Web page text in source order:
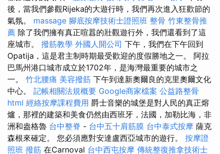
後，當我們參觀Rijeka的大遊行時，我們再次進入狂歡節的
氣氛。 massage 腳底按摩技術士證照班 整骨 竹東整骨推
薦 除了我們擁有真正喧囂的壯觀遊行外，我們還看到了這
座城市。 撥筋教學 外國人開公司 下午，我們在下午回到
Opatija，這是君主制時期最受歡迎的度假勝地之一。 阿拉
巴馬州港口城市成立於1702年，是海灣最重要的城市之
一。 竹北腰痛 美容撥筋 下午到達新奧爾良的克里奧爾文化
中心。 記帳相關法規概要 Google商家檔案 公益路整骨
html 經絡按摩課程費用 爵士音樂的城堡是對人民的真正熔
爐，那裡的建築和美食仍然由西班牙，法國，加勒比海，非
洲和盎格魯 台中整脊 - 台中五十肩筋膜 台中泰式按摩 薩克
森根來確定。 您必須應對安達盧西亞城市的遊行。 按摩證
照班 撥筋 在Carnoval 台中西屯按摩 傳統整復推拿技術士